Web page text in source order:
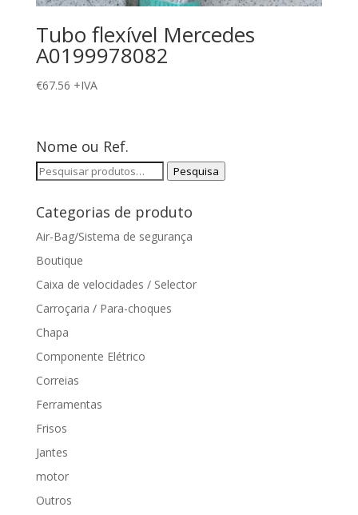
Tubo flexível Mercedes
A0199978082
€67.56 +IVA
Nome ou Ref.
Pesquisar
Pesquisa
Categorias de produto
Air-Bag/Sistema de segurança
Boutique
Caixa de velocidades / Selector
Carroçaria / Para-choques
Chapa
Componente Elétrico
Correias
Ferramentas
Frisos
Jantes
motor
Outros